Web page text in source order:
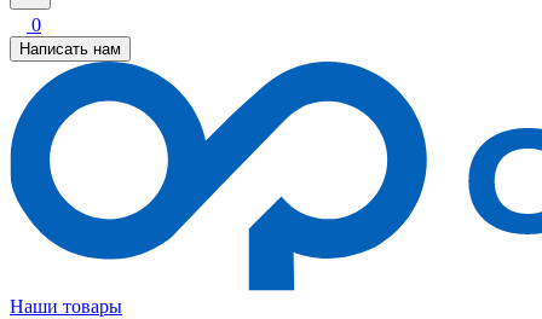
0
Написать нам
Наши товары